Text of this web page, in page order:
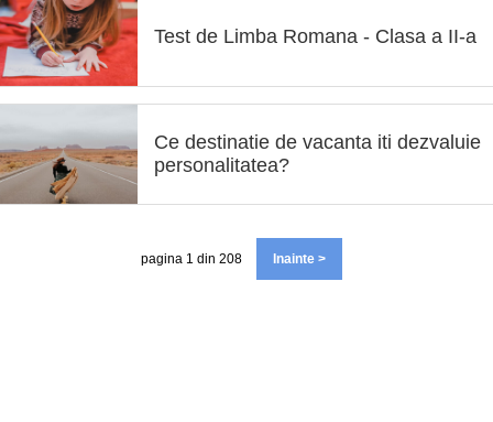
Test de Limba Romana - Clasa a II-a
Ce destinatie de vacanta iti dezvaluie
personalitatea?
pagina 1 din 208 Inainte >